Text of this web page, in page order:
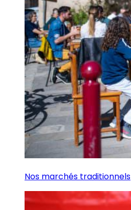
Nos marchés traditionnels